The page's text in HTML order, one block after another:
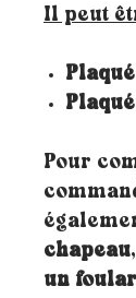
Il peut
Pour
chapeau
un